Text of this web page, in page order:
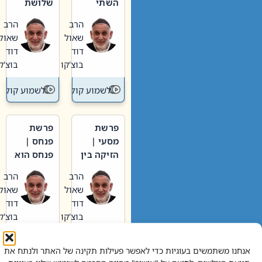
אנחנו משתמשים בעוגיות כדי לאפשר פעילות תקינה של האתר ולנתח את
וערב של
חיינו
הרב
שאול
דוד
בוצ'קו
לשמוע קול תורה – מדרש
האבות
הרב
שאול
דוד
בוצ'קו
לשמוע קול
פרשת
מסעי |
הזיקה בין
הגדול לעם הרב
שאול
דוד
בוצ'קו
לשמוע קול תורה – מדרש
פרשת
פנחס |
פנחס הוא
אליהו: בין
קנאות
הורסת
לקנאות
בונה
הרב
שאול
דוד
בוצ'קו
לשמוע קול